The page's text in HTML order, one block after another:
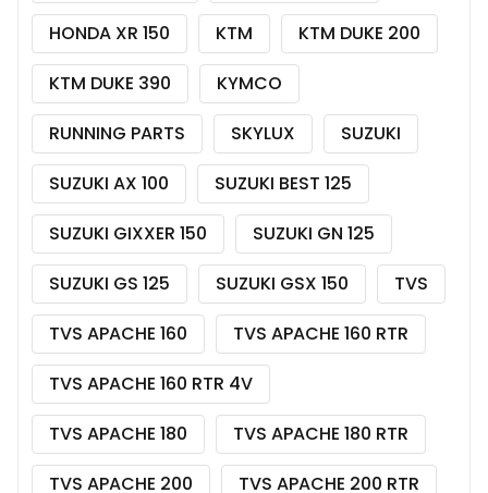
HONDA XR 150
KTM
KTM DUKE 200
KTM DUKE 390
KYMCO
RUNNING PARTS
SKYLUX
SUZUKI
SUZUKI AX 100
SUZUKI BEST 125
SUZUKI GIXXER 150
SUZUKI GN 125
SUZUKI GS 125
SUZUKI GSX 150
TVS
TVS APACHE 160
TVS APACHE 160 RTR
TVS APACHE 160 RTR 4V
TVS APACHE 180
TVS APACHE 180 RTR
TVS APACHE 200
TVS APACHE 200 RTR